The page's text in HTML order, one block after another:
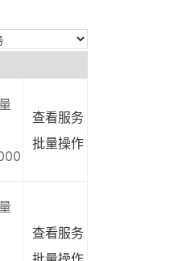
查看服务
批量操作
查看服务